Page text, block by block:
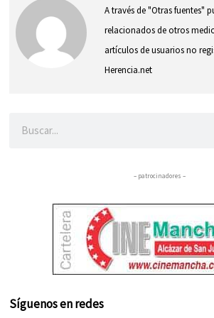
A través de "Otras fuentes"
relacionados de otros
artículos de usuarios no
Herencia.net
– patrocinadores –
Síguenos en redes